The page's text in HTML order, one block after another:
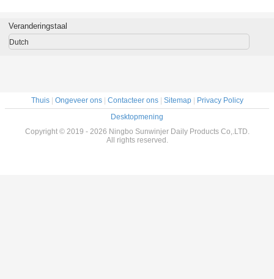
Veranderingstaal
Dutch
Thuis| Ongeveer ons| Contacteer ons| Sitemap| Privacy Policy
Desktopmening
Copyright © 2019 - 2026 Ningbo Sunwinjer Daily Products Co,.LTD.
All rights reserved.